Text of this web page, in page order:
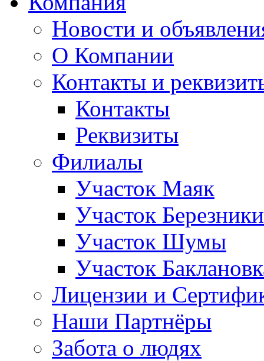
Новости и
О Компании
Контакты и
Контакты
Реквизиты
Филиалы
Участок Маяк
Участок Березники
Участок Шумы
Участок
Лицензии и
Наши Партнёры
Забота о людях